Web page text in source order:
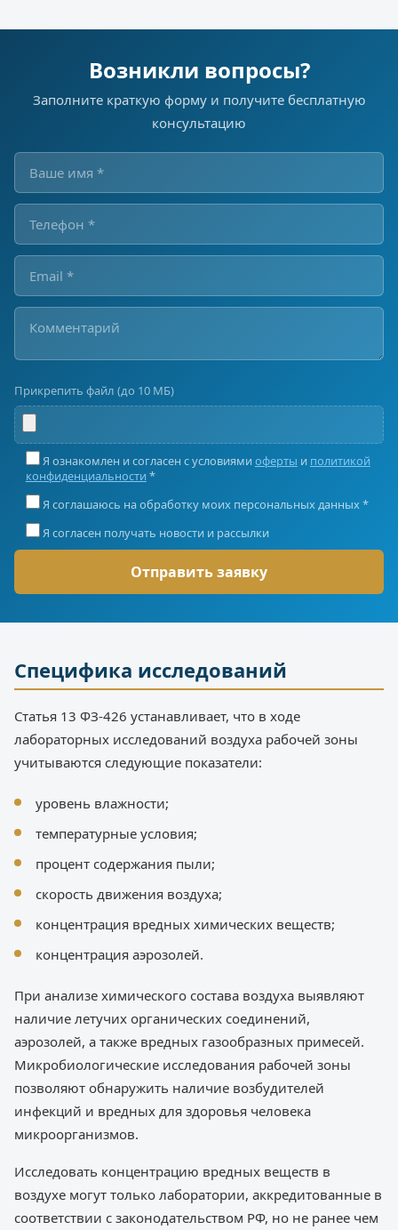
Возникли вопросы?
Заполните краткую форму и получите бесплатную
консультацию
Прикрепить файл (до 10 МБ)
Я ознакомлен и согласен с условиями оферты и политикой
конфиденциальности *
Я соглашаюсь на обработку моих персональных данных *
Я согласен получать новости и рассылки
Специфика исследований
Статья 13 ФЗ-426 устанавливает, что в ходе
лабораторных исследований воздуха рабочей зоны
учитываются следующие показатели:
уровень влажности;
температурные условия;
процент содержания пыли;
скорость движения воздуха;
концентрация вредных химических веществ;
концентрация аэрозолей.
При анализе химического состава воздуха выявляют
наличие летучих органических соединений,
аэрозолей, а также вредных газообразных примесей.
Микробиологические исследования рабочей зоны
позволяют обнаружить наличие возбудителей
инфекций и вредных для здоровья человека
микроорганизмов.
Исследовать концентрацию вредных веществ в
воздухе могут только лаборатории, аккредитованные в
соответствии с законодательством РФ, но не ранее чем